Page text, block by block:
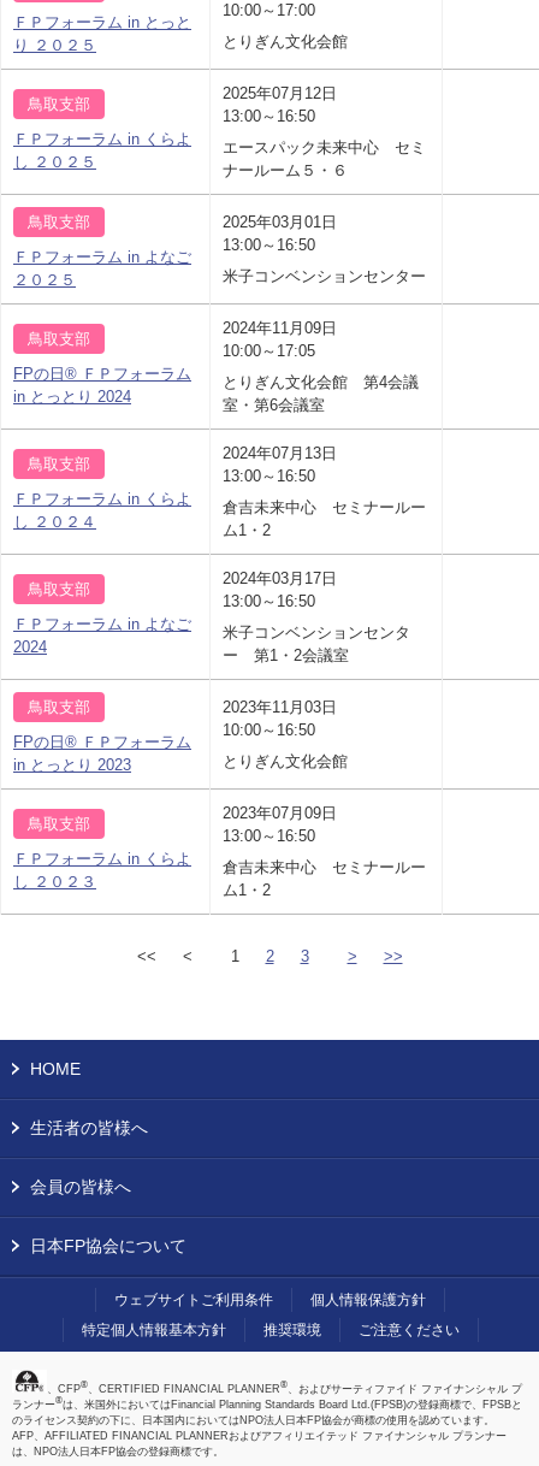
ＦＰフォーラム in とっと
り ２０２５
10:00～17:00
とりぎん文化会館
鳥取支部
ＦＰフォーラム in くらよ
し ２０２５
2025年07月12日
13:00～16:50
エースパック未来中心 セミ
ナールーム５・６
鳥取支部
ＦＰフォーラム in よなご
２０２５
2025年03月01日
13:00～16:50
米子コンベンションセンター
鳥取支部
FPの日® ＦＰフォーラム
in とっとり 2024
2024年11月09日
10:00～17:05
とりぎん文化会館 第4会議
室・第6会議室
鳥取支部
ＦＰフォーラム in くらよ
し ２０２４
2024年07月13日
13:00～16:50
倉吉未来中心 セミナールー
ム1・2
鳥取支部
ＦＰフォーラム in よなご
2024
2024年03月17日
13:00～16:50
米子コンベンションセンタ
ー 第1・2会議室
鳥取支部
FPの日® ＦＰフォーラム
in とっとり 2023
2023年11月03日
10:00～16:50
とりぎん文化会館
鳥取支部
ＦＰフォーラム in くらよ
し ２０２３
2023年07月09日
13:00～16:50
倉吉未来中心 セミナールー
ム1・2
<< < 1 2 3 > >>
HOME
生活者の皆様へ
会員の皆様へ
日本FP協会について
ウェブサイトご利用条件
個人情報保護方針
特定個人情報基本方針
推奨環境 ご注意ください
、CFP®、CERTIFIED FINANCIAL PLANNER®、およびサーティファイド ファイナンシャル プ
ランナー®は、米国外においてはFinancial Planning Standards Board Ltd.(FPSB)の登録商標で、FPSBと
のライセンス契約の下に、日本国内においてはNPO法人日本FP協会が商標の使用を認めています。
AFP、AFFILIATED FINANCIAL PLANNERおよびアフィリエイテッド ファイナンシャル プランナー
は、NPO法人日本FP協会の登録商標です。